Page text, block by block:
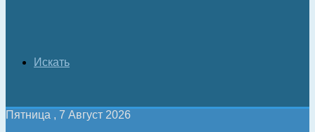
Искать
Пятница , 7 Август 2026